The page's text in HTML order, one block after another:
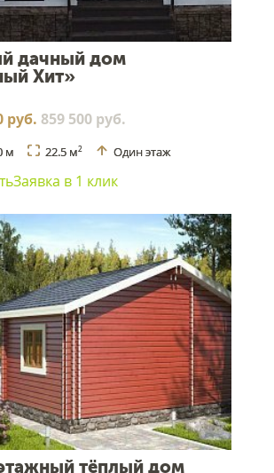
дачный дом
Хит»
руб. 859 500 руб.
м 22.5 м2 Один этаж
Заявка в 1 клик
тёплый дом